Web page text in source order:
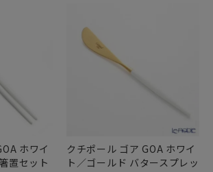
ホワイ
置セット
クチポール ゴア GOA ホワイ
ト／ゴールド バタースプレッ